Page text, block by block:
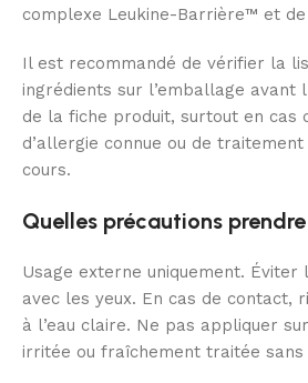
complexe Leukine-Barrière™ et de
Il est recommandé de vérifier la
ingrédients sur l’emballage avant
de la fiche produit, surtout en cas
d’allergie connue ou de
cours.
Quelles précautions
Usage externe uniquement.
avec les yeux. En cas de contact,
à l’eau claire. Ne pas appliquer
irritée ou fraîchement traitée sans